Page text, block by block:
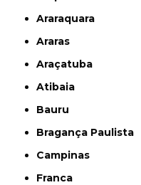
Araraquara
Araras
Araçatuba
Atibaia
Bauru
Bragança Paulista
Campinas
Franca